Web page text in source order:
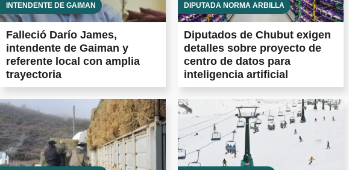
INTENDENTE DE GAIMAN
Falleció Darío James,
intendente de Gaiman y
referente local con amplia
trayectoria
DIPUTADA NORMA ARBILLA
Diputados de Chubut exigen
detalles sobre proyecto de
centro de datos para
inteligencia artificial